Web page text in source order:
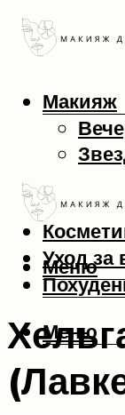
Макияж
Уход за
Меню
Меню